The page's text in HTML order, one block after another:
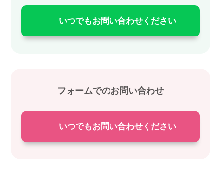
いつでもお問い合わせください
フォームでのお問い合わせ
いつでもお問い合わせください